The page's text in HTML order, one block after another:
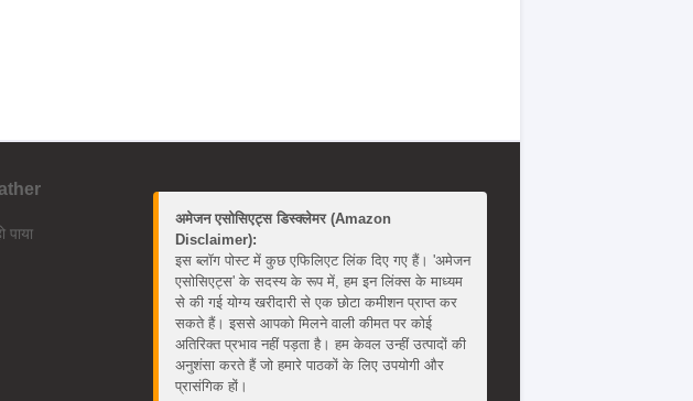
अमेजन एसोसिएट्स डिस्क्लेमर (Amazon
Disclaimer):
इस ब्लॉग पोस्ट में कुछ एफिलिएट लिंक दिए गए हैं। 'अमेजन
एसोसिएट्स' के सदस्य के रूप में, हम इन लिंक्स के माध्यम
से की गई योग्य खरीदारी से एक छोटा कमीशन प्राप्त कर
सकते हैं। इससे आपको मिलने वाली कीमत पर कोई
अतिरिक्त प्रभाव नहीं पड़ता है। हम केवल उन्हीं उत्पादों की
अनुशंसा करते हैं जो हमारे पाठकों के लिए उपयोगी और
प्रासंगिक हों।